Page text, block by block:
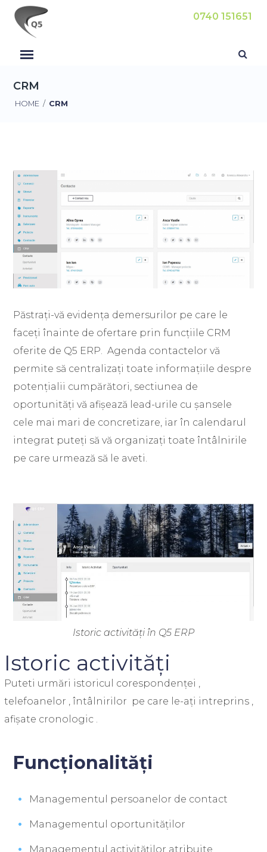
0740 151651
CRM
HOME / CRM
Păstrați-vă evidența demersurilor pe care le
faceți înainte de ofertare prin funcțiile CRM
oferite de Q5 ERP. Agenda contactelor vă
permite să centralizați toate informațiile despre
potențialii cumpărători, sectiunea de
oportunități vă afișează lead-urile cu șansele
cele mai mari de concretizare, iar în calendarul
integrat puteți să vă organizați toate întâlnirile
pe care urmează să le aveti.
Istoric activități în Q5 ERP
Istoric activități
Puteti urmări istoricul corespondenței ,
telefoanelor , întâlnirilor pe care le-ați intreprins ,
afișate cronologic .
Funcționalități
Managementul persoanelor de contact
Managementul oportunităților
Managementul activităților atribuite